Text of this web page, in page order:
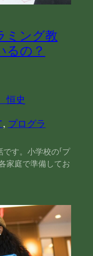
ミング教
るの？
史
, プログラ
す。小学校の「プ
家庭で準備してお